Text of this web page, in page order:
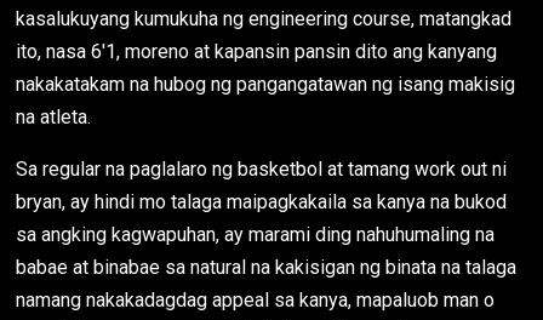
kasalukuyang kumukuha ng engineering course, matangkad
ito, nasa 6'1, moreno at kapansin pansin dito ang kanyang
nakakatakam na hubog ng pangangatawan ng isang makisig
na atleta.
Sa regular na paglalaro ng basketbol at tamang work out ni
bryan, ay hindi mo talaga maipagkakaila sa kanya na bukod
sa angking kagwapuhan, ay marami ding nahuhumaling na
babae at binabae sa natural na kakisigan ng binata na talaga
namang nakakadagdag appeal sa kanya, mapaluob man o